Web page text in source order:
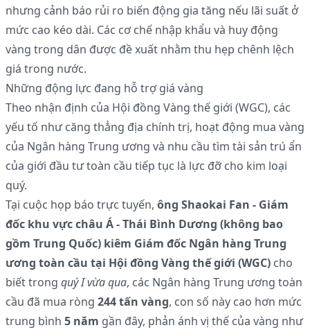
nhưng cảnh báo rủi ro biến động gia tăng nếu lãi suất ở
mức cao kéo dài. Các cơ chế nhập khẩu và huy động
vàng trong dân được đề xuất nhằm thu hẹp chênh lệch
giá trong nước.
Những động lực đang hỗ trợ giá vàng
Theo nhận định của Hội đồng Vàng thế giới (WGC), các
yếu tố như căng thẳng địa chính trị, hoạt động mua vàng
của Ngân hàng Trung ương và nhu cầu tìm tài sản trú ẩn
của giới đầu tư toàn cầu tiếp tục là lực đỡ cho kim loại
quý.
Tại cuộc họp báo trực tuyến, ông Shaokai Fan - Giám
đốc khu vực châu Á - Thái Bình Dương (không bao
gồm Trung Quốc) kiêm Giám đốc Ngân hàng Trung
ương toàn cầu tại Hội đồng Vàng thế giới (WGC) cho
biết trong quý I vừa qua, các Ngân hàng Trung ương toàn
cầu đã mua ròng 244 tấn vàng, con số này cao hơn mức
trung bình 5 năm gần đây, phản ánh vị thế của vàng như